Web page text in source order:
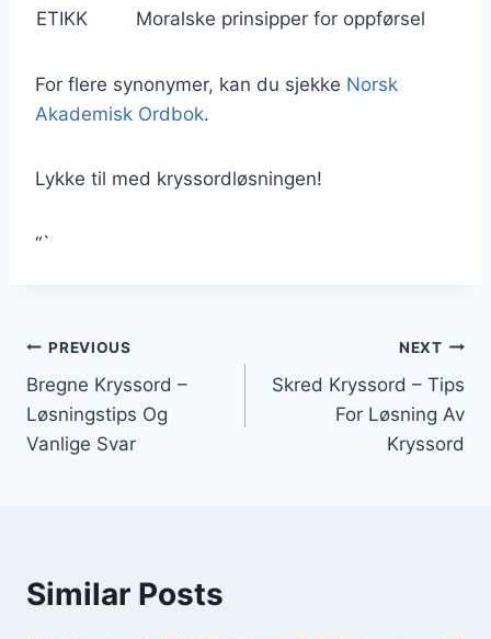
ETIKK
Moralske prinsipper for oppførsel
For flere synonymer, kan du sjekke Norsk
Akademisk Ordbok.
Lykke til med kryssordløsningen!
“`
Post
navigation
PREVIOUS
Bregne Kryssord –
Løsningstips Og
Vanlige Svar
NEXT
Skred Kryssord – Tips
For Løsning Av
Kryssord
Similar Posts